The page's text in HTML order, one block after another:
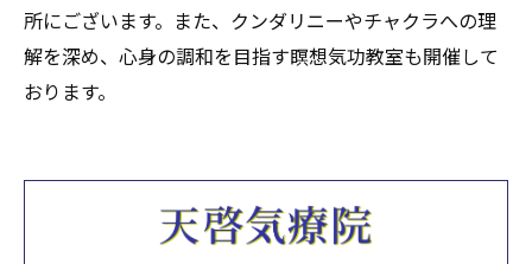
所にございます。また、クンダリニーやチャクラへの理
解を深め、心身の調和を目指す瞑想気功教室も開催して
おります。